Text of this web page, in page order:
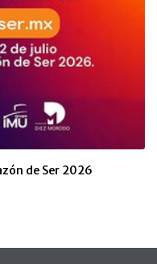
de Ser 2026